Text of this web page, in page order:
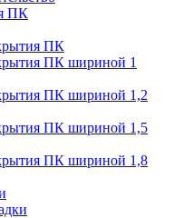
ПК
ПК
ПК шириной 1
ПК шириной 1,2
ПК шириной 1,5
ПК шириной 1,8